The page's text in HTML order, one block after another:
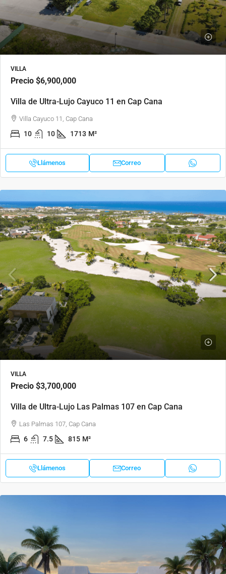
VILLA
Precio $6,900,000
Villa de Ultra-Lujo Cayuco 11 en Cap Cana
Villa Cayuco 11, Cap Cana
10 10 1713 M²
Llámenos Correo
VILLA
Precio $3,700,000
Villa de Ultra-Lujo Las Palmas 107 en Cap Cana
Las Palmas 107, Cap Cana
6 7.5 815 M²
Llámenos Correo